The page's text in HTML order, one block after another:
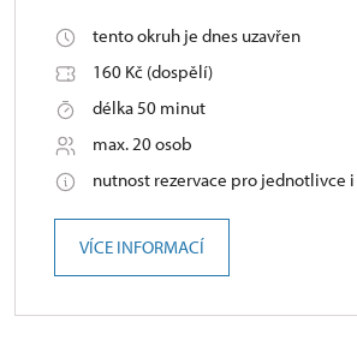
tento okruh je dnes uzavřen
160 Kč (dospělí)
délka 50 minut
max. 20 osob
nutnost rezervace pro jednotlivce
VÍCE INFORMACÍ